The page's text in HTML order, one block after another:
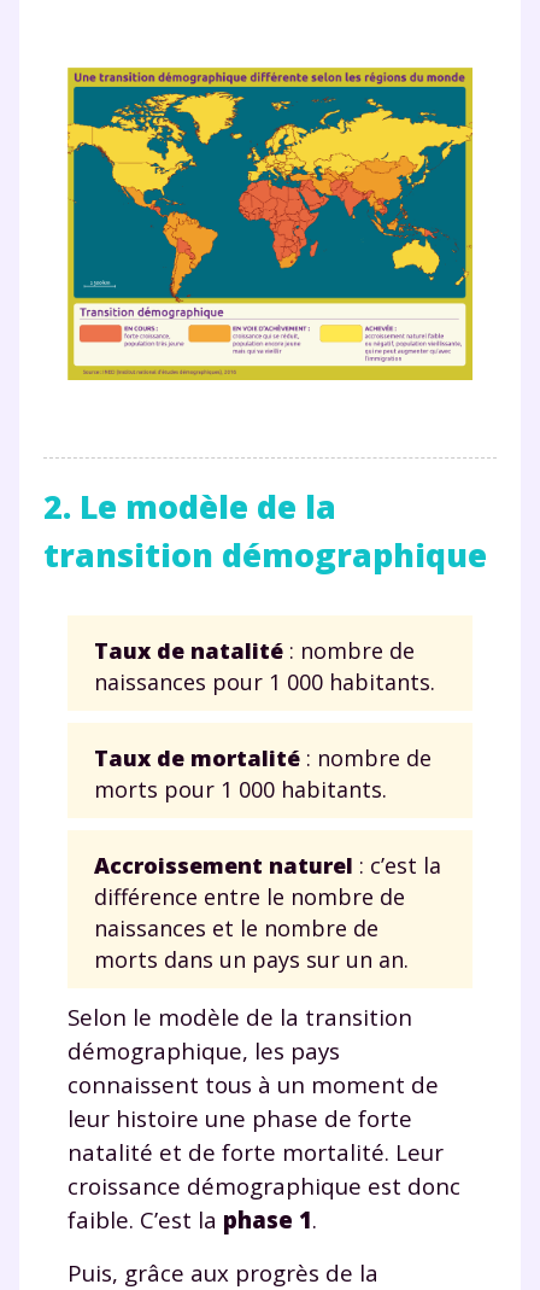
2. Le modèle de la
transition démographique
Taux de natalité : nombre de
naissances pour 1 000 habitants.
Taux de mortalité : nombre de
morts pour 1 000 habitants.
Accroissement naturel : c’est la
différence entre le nombre de
naissances et le nombre de
morts dans un pays sur un an.
Selon le modèle de la transition
démographique, les pays
connaissent tous à un moment de
leur histoire une phase de forte
natalité et de forte mortalité. Leur
croissance démographique est donc
faible. C’est la phase 1.
Puis, grâce aux progrès de la